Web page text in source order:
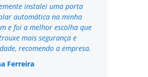
instalei uma porta
automática na minha
e foi a melhor escolha que
mais segurança e
recomendo a empresa.
Ferreira